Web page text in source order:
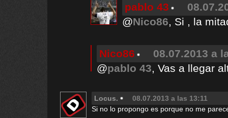
pablo 43
@Nico86, Si , la
Nico86
08.07.2013 a
@pablo 43, Vas a llegar
Locus.
08.07.2013 a las 13:11
Si no lo propongo es porque no me